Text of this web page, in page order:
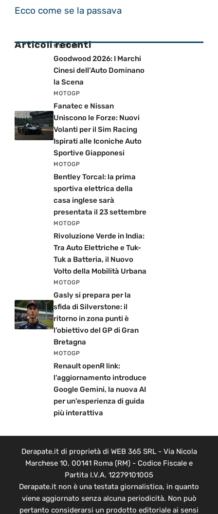
Ecco come se la passava
Articoli recenti
MOTOGP
Goodwood 2026: I Marchi
Cinesi dell’Auto Dominano
la Scena
MOTOGP
Fanatec e Nissan
Uniscono le Forze: Nuovi
Volanti per il Sim Racing
Ispirati alle Iconiche Auto
Sportive Giapponesi
MOTOGP
Bentley Torcal: la prima
sportiva elettrica della
casa inglese sarà
presentata il 23 settembre
MOTOGP
Rivoluzione Verde in India:
Tra Auto Elettriche e Tuk-
Tuk a Batteria, il Nuovo
Volto della Mobilità Urbana
MOTOGP
Gasly si prepara per la
sfida di Silverstone: il
ritorno in zona punti è
l’obiettivo del GP di Gran
Bretagna
MOTOGP
Renault openR link:
l’aggiornamento introduce
Google Gemini, la nuova AI
per un’esperienza di guida
più interattiva
Derapate.it di proprietà di WEB 365 SRL - Via Nicola
Marchese 10, 00141 Roma (RM) - Codice Fiscale e
Partita I.V.A. 12279101005
Derapate.it non è una testata giornalistica, in quanto
viene aggiornato senza alcuna periodicità. Non può
pertanto considerarsi un prodotto editoriale ai sensi